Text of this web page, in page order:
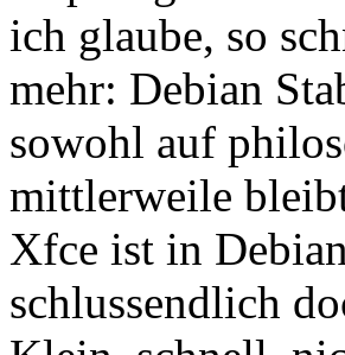
ich glaube, so
mehr: Debian
sowohl auf
mittlerweile
Xfce ist in
schlussendlich